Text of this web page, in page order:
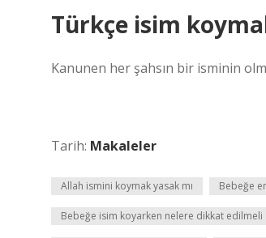
Türkçe isim
Kanunen her şahsın bir isminin
Tarih: Makaleler
Allah ismini koymak yasak mı Bebeğe
Bebeğe isim koyarken nelere dikkat edilmeli